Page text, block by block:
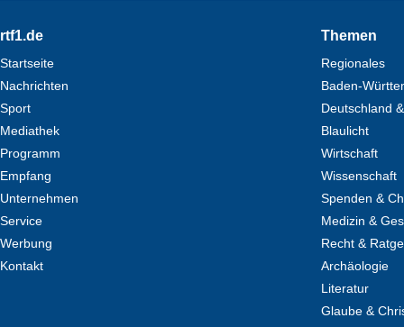
Footer
rtf1.de
Startseite
Nachrichten
Sport
Mediathek
Programm
Empfang
Unternehmen
Service
Werbung
Kontakt
Themen
Regionales
Baden-
Deutschland
Blaulicht
Wirtschaft
Wissenschaft
Spenden &
Medizin &
Recht &
Archäologie
Literatur
Glaube &